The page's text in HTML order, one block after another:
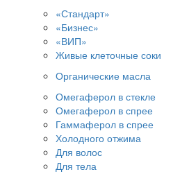
«Стандарт»
«Бизнес»
«ВИП»
Живые клеточные соки
Органические масла
Омегаферол в стекле
Омегаферол в спрее
Гаммаферол в спрее
Холодного отжима
Для волос
Для тела